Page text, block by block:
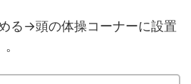
る→頭の体操コーナーに設置